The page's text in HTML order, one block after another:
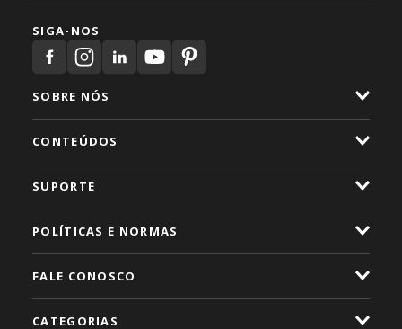
SIGA-NOS
SOBRE NÓS
CONTEÚDOS
SUPORTE
POLÍTICAS E NORMAS
FALE CONOSCO
CATEGORIAS